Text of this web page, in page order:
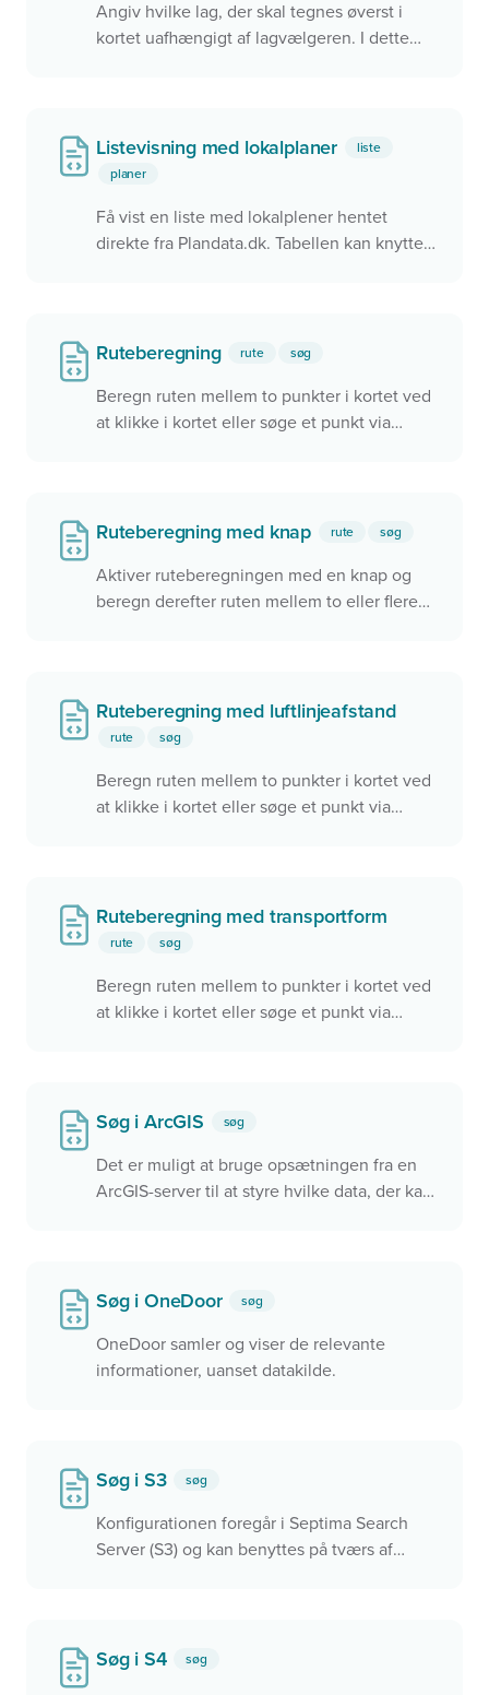
Angiv hvilke lag, der skal tegnes øverst i
kortet uafhængigt af lagvælgeren. I dette
Listevisning med lokalplaner
liste
planer
Få vist en liste med lokalplener hentet
direkte fra Plandata.dk. Tabellen kan knyttes
række i tabellen og zoome hen til objektet i
Ruteberegning rute søg
Beregn ruten mellem to punkter i kortet ved
at klikke i kortet eller søge et punkt via
Ruteberegning med knap rute søg
Aktiver ruteberegningen med en knap og
beregn derefter ruten mellem to eller flere
Ruteberegning med luftlinjeafstand
rute søg
Beregn ruten mellem to punkter i kortet ved
at klikke i kortet eller søge et punkt via
Ruteberegning med transportform
rute søg
Beregn ruten mellem to punkter i kortet ved
at klikke i kortet eller søge et punkt via
Søg i ArcGIS søg
Det er muligt at bruge opsætningen fra en
ArcGIS-server til at styre hvilke data, der kan
Søg i OneDoor søg
OneDoor samler og viser de relevante
informationer, uanset datakilde.
Søg i S3 søg
Konfigurationen foregår i Septima Search
Server (S3) og kan benyttes på tværs af
Søg i S4 søg